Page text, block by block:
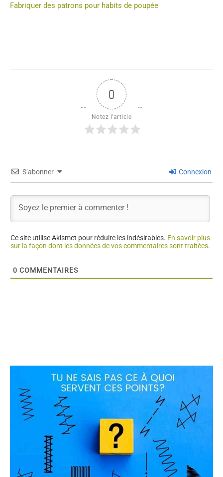
Fabriquer des patrons pour habits de poupée
0
Notez l'article
S’abonner Connexion
Ce site utilise Akismet pour réduire les indésirables. En savoir plus
sur la façon dont les données de vos commentaires sont traitées.
0 COMMENTAIRES